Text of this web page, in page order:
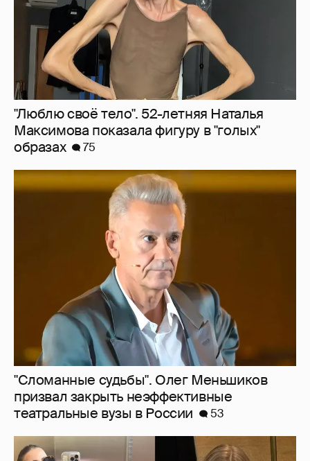
"Сломанные судьбы". Олег Меньшиков
призвал закрыть неэффективные
театральные вузы в России